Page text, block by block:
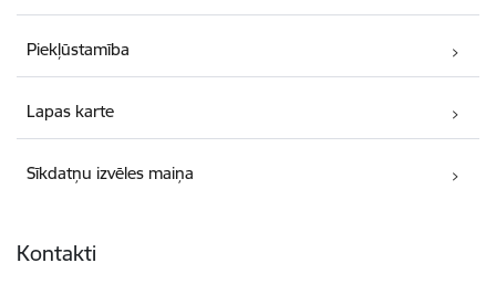
Piekļūstamība
Lapas karte
Sīkdatņu izvēles maiņa
Kontakti